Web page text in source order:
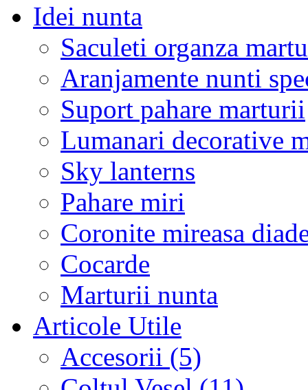
Idei nunta
Saculeti organza
Aranjamente nunti
Suport pahare marturii
Lumanari decorative
Sky lanterns
Pahare miri
Coronite mireasa
Cocarde
Marturii nunta
Articole Utile
Accesorii (5)